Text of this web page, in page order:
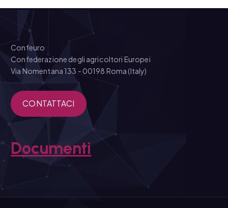
Confeuro
Confederazione degli agricoltori Europei
Via Nomentana 133 - 00198 Roma (Italy)
CONTATTACI
Documenti